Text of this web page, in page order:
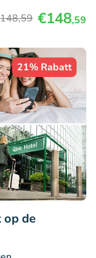
,59 €148,59
21% Rabatt
de